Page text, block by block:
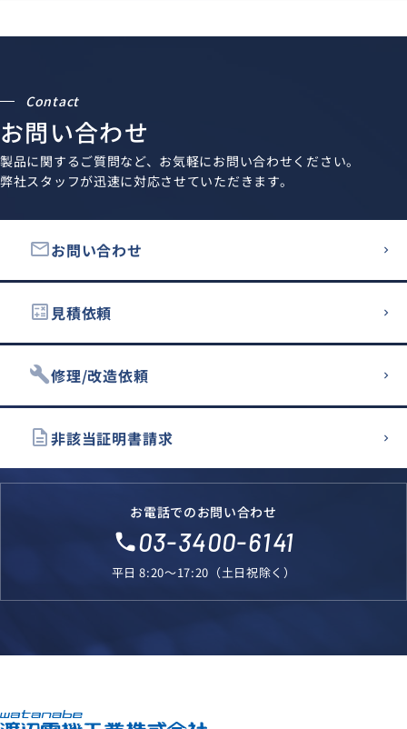
Contact
お問い合わせ
製品に関するご質問など、お気軽にお問い合わせください。
弊社スタッフが迅速に対応させていただきます。
emailお問い合わせ
calculate見積依頼
build修理/改造依頼
description非該当証明書請求
お電話でのお問い合わせ
local_phone03-3400-6141
平日 8:20～17:20（土日祝除く）